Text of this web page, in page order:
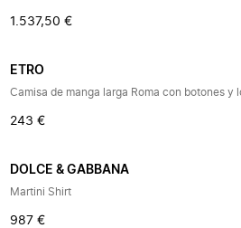
1.537,50 €
ETRO
Camisa de manga larga Roma con botones y
243 €
DOLCE & GABBANA
Martini Shirt
987 €